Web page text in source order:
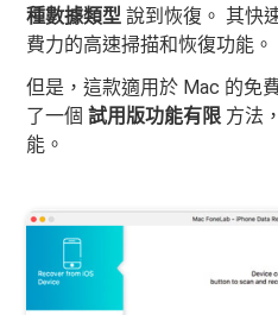
種數據類型 說到恢復。 其快
費力的高速掃描和恢復功能。
但是，這款適用於 Mac 的免
了一個試用版功能有限 方法
能。